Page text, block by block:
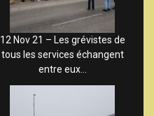
12 Nov 21 – Les grévistes de
tous les services échangent
entre eux…